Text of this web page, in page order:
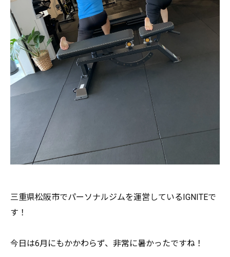
三重県松阪市でパーソナルジムを運営しているIGNITEで
す！
今日は6月にもかかわらず、非常に暑かったですね！